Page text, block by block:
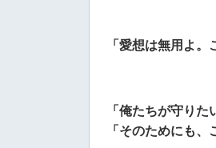
「愛想は無用よ
「俺たちが守りた
「そのためにも